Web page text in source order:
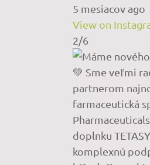
5 mesiacov ago
View on
2/6